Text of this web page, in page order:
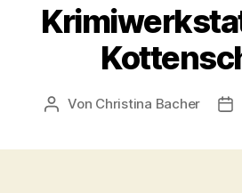
Beitragsautor
Von Christina Bacher